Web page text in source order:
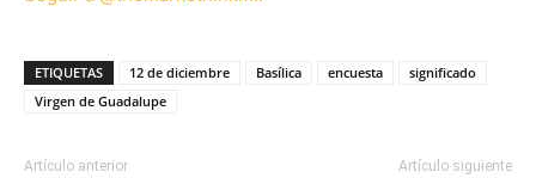
ETIQUETAS 12 de diciembre Basílica encuesta
significado
Virgen de Guadalupe
Artículo anterior Artículo siguiente